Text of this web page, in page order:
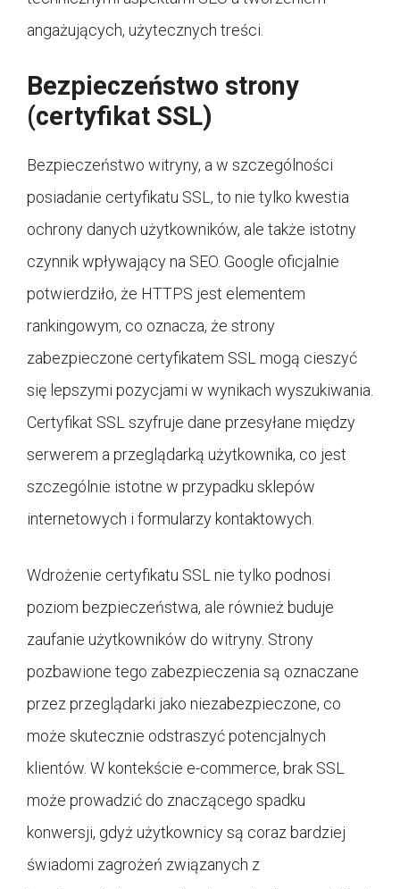
angażujących, użytecznych treści.
Bezpieczeństwo strony
(certyfikat SSL)
Bezpieczeństwo witryny, a w szczególności
posiadanie certyfikatu SSL, to nie tylko kwestia
ochrony danych użytkowników, ale także istotny
czynnik wpływający na SEO. Google oficjalnie
potwierdziło, że HTTPS jest elementem
rankingowym, co oznacza, że strony
zabezpieczone certyfikatem SSL mogą cieszyć
się lepszymi pozycjami w wynikach wyszukiwania.
Certyfikat SSL szyfruje dane przesyłane między
serwerem a przeglądarką użytkownika, co jest
szczególnie istotne w przypadku sklepów
internetowych i formularzy kontaktowych.
Wdrożenie certyfikatu SSL nie tylko podnosi
poziom bezpieczeństwa, ale również buduje
zaufanie użytkowników do witryny. Strony
pozbawione tego zabezpieczenia są oznaczane
przez przeglądarki jako niezabezpieczone, co
może skutecznie odstraszyć potencjalnych
klientów. W kontekście e-commerce, brak SSL
może prowadzić do znaczącego spadku
konwersji, gdyż użytkownicy są coraz bardziej
świadomi zagrożeń związanych z